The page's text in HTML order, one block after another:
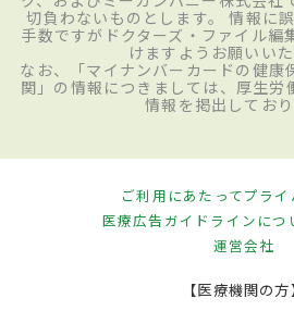
切負わないものとします。 情報に
手数ですがドクターズ・ファイル編
けますようお願いいた
なお、「マイナンバーカードの健康
関」の情報につきましては、厚生労
情報を掲出しており
ご利用にあたってプラ
医療広告ガイドラインにつ
運営会社
【医療機関の方